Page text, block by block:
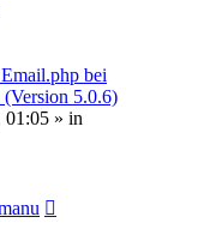
bei
(Version 5.0.6)
01:05 » in